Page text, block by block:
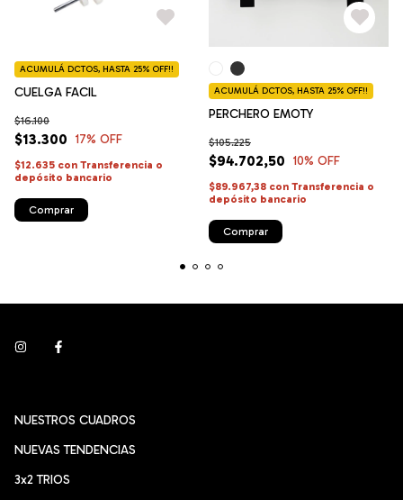
CUELGA FACIL
$13.300
$16.100
17% OFF
ACUMULÁ DCTOS, HASTA 25% OFF!!
$12.635 con Transferencia o
depósito bancario
PERCHERO EMOTY
$94.702,50
$105.225
10% OFF
ACUMULÁ DCTOS, HASTA 25% OFF!!
$89.967,38 con Transferencia o
depósito bancario
Comprar
NUESTROS CUADROS
NUEVAS TENDENCIAS
3x2 TRIOS